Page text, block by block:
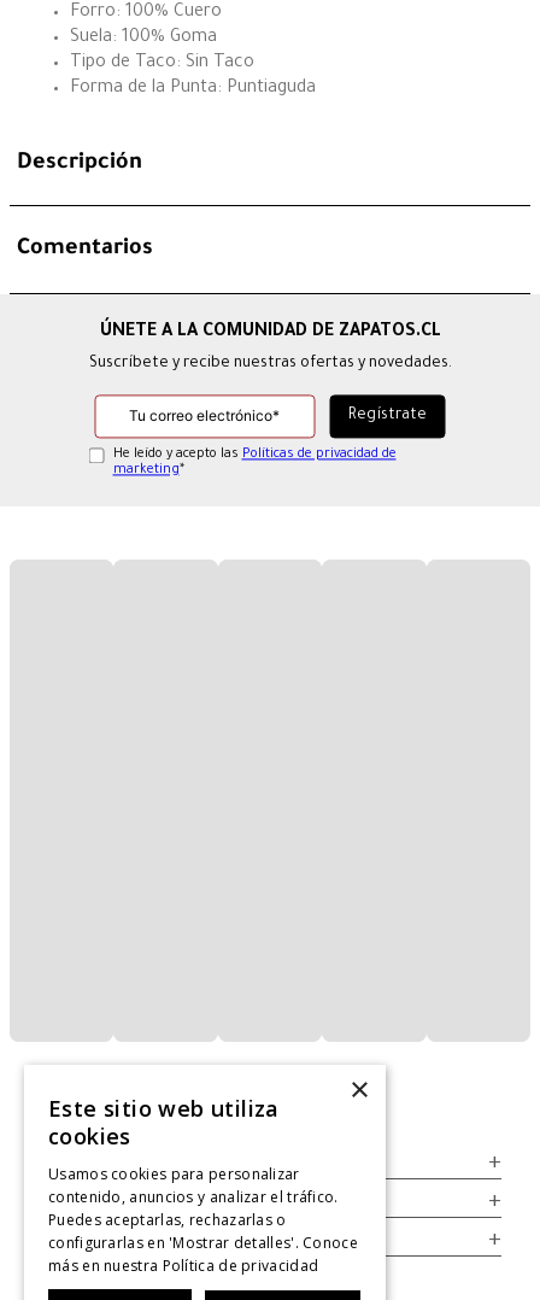
Forro: 100% Cuero
Suela: 100% Goma
Tipo de Taco: Sin Taco
Forma de la Punta: Puntiaguda
Descripción
Comentarios
Suscríbete y recibe nuestras ofertas y novedades.
He leído y acepto las Políticas de privacidad de
marketing*
+
Legal +
Cuenta +
×
Este sitio web utiliza
cookies
Usamos cookies para personalizar
contenido, anuncios y analizar el tráfico.
Puedes aceptarlas, rechazarlas o
configurarlas en 'Mostrar detalles'. Conoce
más en nuestra Política de privacidad